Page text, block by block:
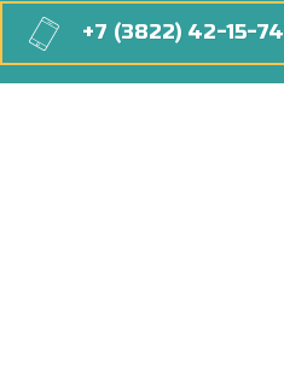
+7 (3822) 42-15-74